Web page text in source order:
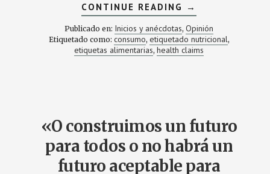
CONTINUE READING ACERCA
DE
ETIQUETAN
DE
MENOS,
ETIQUETAMOS
→
Publicado en: Inicios y anécdotas,Opinión
Etiquetado como: consumo, etiquetado nutricional,
etiquetas alimentarias, health claims
«O construimos un futuro
para todos o no habrá un
futuro aceptable para